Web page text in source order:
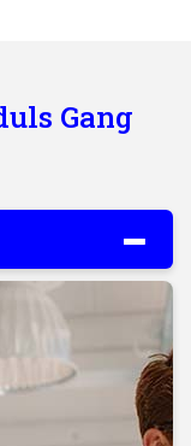
Gang